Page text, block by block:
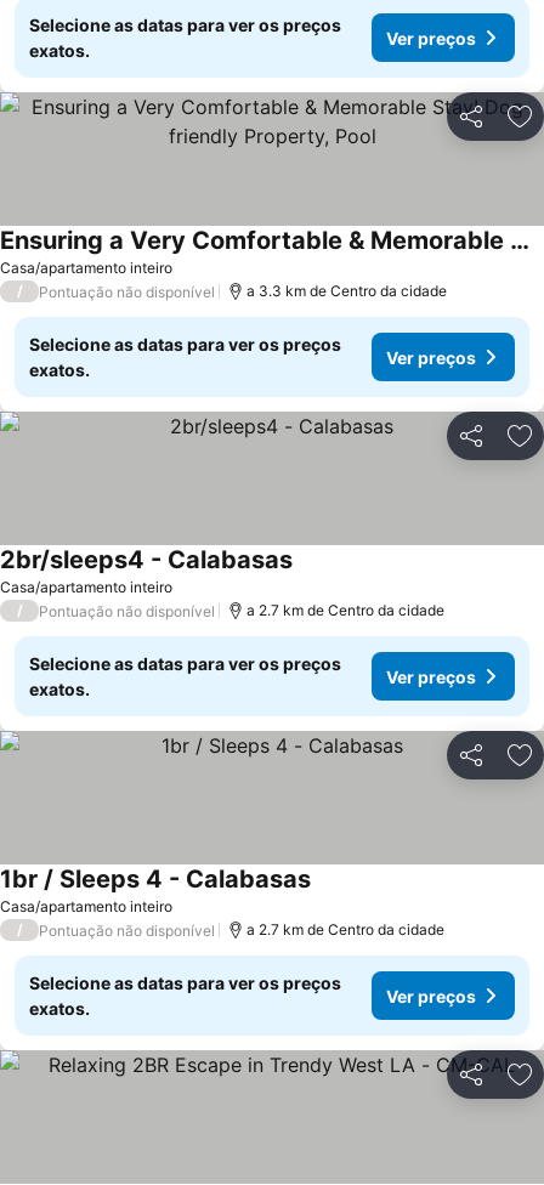
Selecione as datas para ver os preços
exatos.
Ver preços
Partilhar
Casa/apartamento inteiro
Ensuring a Very Comfortable & Memorable Stay! Dog-friendly Property, Pool
Ver preços
/ Pontuação não disponível a 3.3 km de Centro da cidade
Selecione as datas para ver os preços
exatos.
Ver preços
Partilhar
Casa/apartamento inteiro
2br/sleeps4 - CalabasasVer preços
/ Pontuação não disponível a 2.7 km de Centro da cidade
Selecione as datas para ver os preços
exatos.
Ver preços
Partilhar
Casa/apartamento inteiro
1br / Sleeps 4 - CalabasasVer preços
/ Pontuação não disponível a 2.7 km de Centro da cidade
Selecione as datas para ver os preços
exatos.
Ver preços
Partilhar